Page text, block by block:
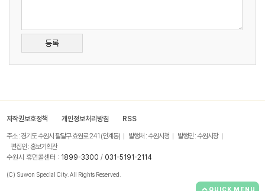
등록
저작권보호정책 개인정보처리방침 RSS
주소 : 경기도 수원시 팔달구 효원로 241 (인계동) 발행처 : 수원시청
발행인 : 수원시장
편집인 : 홍보기획관
수원시 휴먼콜센터 : 1899-3300 / 031-5191-2114
(C) Suwon Special City. All Rights Reserved.
QUICK MENU